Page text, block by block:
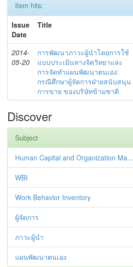
Item hits:
Issue
Date
Title
2014-
05-20
การพัฒนาภาวะผู้นำโดยการใช้
แบบประเมินทางจิตวิทยาและ
การจัดทำแผนพัฒนาตนเอง:
กรณีศึกษาผู้จัดการฝ่ายสนับสนุน
การขาย ของบริษัทข้ามชาติ
Discover
Subject
Human Capital and Organization Ma...
WBI
Work Behavior Inventory
ผู้จัดการ
ภาวะผู้นำ
แผนพัฒนาตนเอง